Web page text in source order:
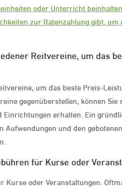
oder Unterricht beinhalten.
zur Ratenzahlung gibt, um
Reitvereine, um das
um das beste Preis-
gegenüberstellen, können Sie
erhalten. Ein
und den
für Kurse oder
oder Veranstaltungen.